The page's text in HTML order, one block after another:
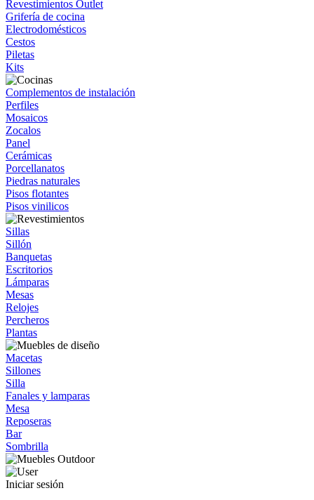
Revestimientos Outlet
Grifería de cocina
Electrodomésticos
Cestos
Piletas
Kits
Complementos de instalación
Perfiles
Mosaicos
Zocalos
Panel
Cerámicas
Porcellanatos
Piedras naturales
Pisos flotantes
Pisos vinilicos
Sillas
Sillón
Banquetas
Escritorios
Lámparas
Mesas
Relojes
Percheros
Plantas
Macetas
Sillones
Silla
Fanales y lamparas
Mesa
Reposeras
Bar
Sombrilla
Iniciar sesión